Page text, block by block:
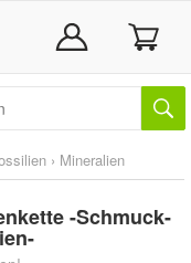
› Mineralien
-Schmuck-